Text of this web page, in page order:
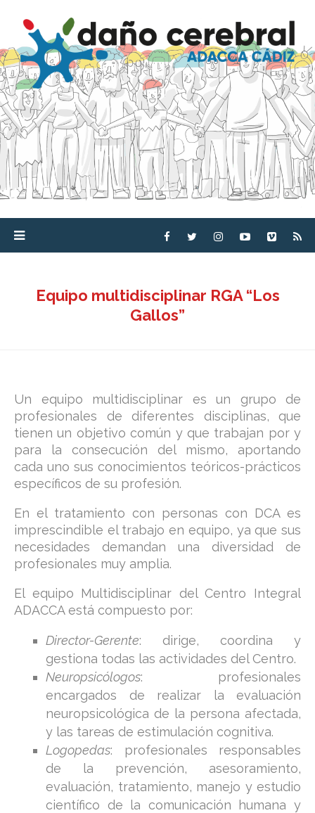
Equipo multidisciplinar RGA “Los
Gallos”
Un equipo multidisciplinar es un grupo de
profesionales de diferentes disciplinas, que
tienen un objetivo común y que trabajan por y
para la consecución del mismo, aportando
cada uno sus conocimientos teóricos-prácticos
específicos de su profesión.
En el tratamiento con personas con DCA es
imprescindible el trabajo en equipo, ya que sus
necesidades demandan una diversidad de
profesionales muy amplia.
El equipo Multidisciplinar del Centro Integral
ADACCA está compuesto por:
Director-Gerente: dirige, coordina y
gestiona todas las actividades del Centro.
Neuropsicólogos: profesionales
encargados de realizar la evaluación
neuropsicológica de la persona afectada,
y las tareas de estimulación cognitiva.
Logopedas: profesionales responsables
de la prevención, asesoramiento,
evaluación, tratamiento, manejo y estudio
científico de la comunicación humana y